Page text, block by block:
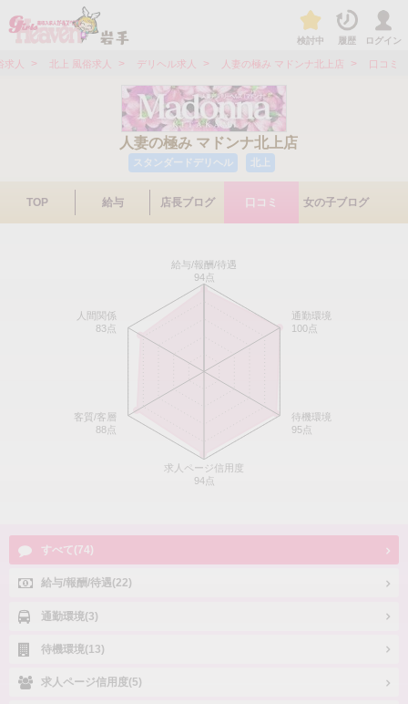
検討中 履歴 ログイン
求人 > 北上 風俗求人 > デリヘル求人 > 人妻の極み マドンナ北上店 > 口コミ
人妻の極み マドンナ北上店
スタンダードデリヘル 北上
TOP 給与 店長ブログ 口コミ 女の子ブログ
給与/報酬/待遇
94点
通勤環境
100点
待機環境
95点
求人ページ信用度
94点
客質/客層
88点
人間関係
83点
すべて(74)
給与/報酬/待遇(22)
通勤環境(3)
待機環境(13)
求人ページ信用度(5)